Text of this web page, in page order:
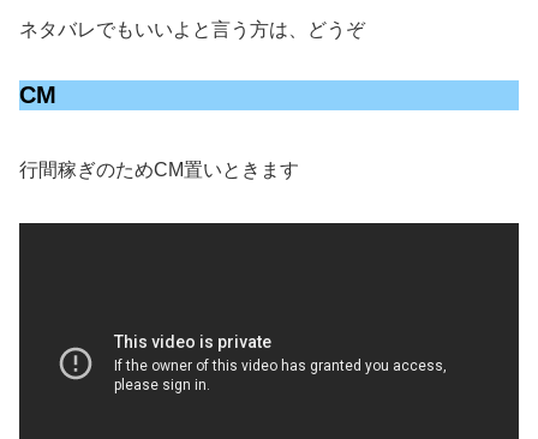
ネタバレでもいいよと言う方は、どうぞ
CM
行間稼ぎのためCM置いときます